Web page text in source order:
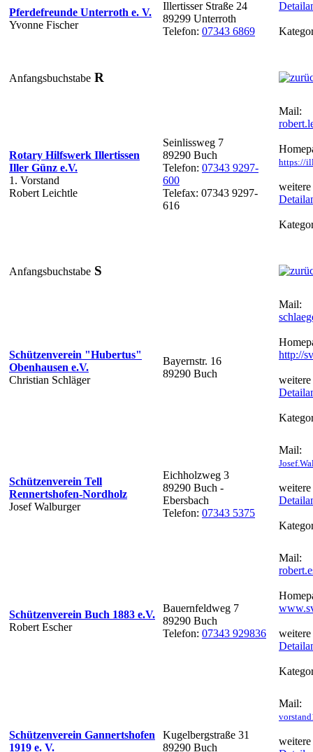
Pferdefreunde Unterroth e. V.
Yvonne Fischer
Illertisser Straße 24
89299 Unterroth
Telefon: 07343 6869
Anfangsbuchstabe R
Rotary Hilfswerk Illertissen
Iller Günz e.V.
1. Vorstand
Robert Leichtle
Seinlissweg 7
89290 Buch
Telefon: 07343 9297-
600
Telefax: 07343 9297-
616
Mail:
https://
Anfangsbuchstabe S
Schützenverein "Hubertus"
Obenhausen e.V.
Christian Schläger
Bayernstr. 16
89290 Buch
Mail:
http://
Schützenverein Tell
Rennertshofen-Nordholz
Josef Walburger
Eichholzweg 3
89290 Buch -
Ebersbach
Telefon: 07343 5375
Mail:
Schützenverein Buch 1883 e.V.
Robert Escher
Bauernfeldweg 7
89290 Buch
Telefon: 07343 929836
Mail:
Schützenverein Gannertshofen
1919 e. V.
Kugelbergstraße 31
89290 Buch
Mail: